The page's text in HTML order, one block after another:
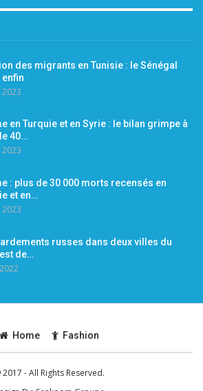
des migrants en Tunisie : le Sénégal
2023
en Turquie et en Syrie : le bilan grimpe à
40…
2023
: plus de 30 000 morts recensés en
et en…
2023
russes dans deux villes du
de…
Home Fashion
- All Rights Reserved.